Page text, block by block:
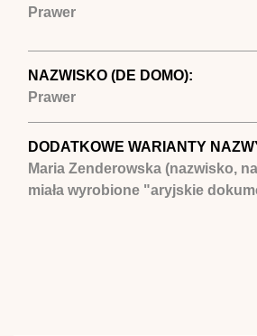
Prawer
NAZWISKO (DE DOMO):
Prawer
DODATKOWE WARIANTY
Maria Zenderowska (nazwisko,
miała wyrobione "aryjskie